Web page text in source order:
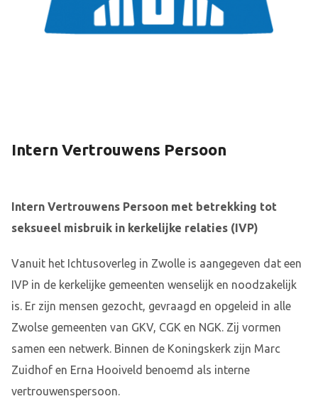
Intern Vertrouwens Persoon
Intern Vertrouwens Persoon met betrekking tot
seksueel misbruik in kerkelijke relaties (IVP)
Vanuit het Ichtusoverleg in Zwolle is aangegeven dat een
IVP in de kerkelijke gemeenten wenselijk en noodzakelijk
is. Er zijn mensen gezocht, gevraagd en opgeleid in alle
Zwolse gemeenten van GKV, CGK en NGK. Zij vormen
samen een netwerk. Binnen de Koningskerk zijn Marc
Zuidhof en Erna Hooiveld benoemd als interne
vertrouwenspersoon.